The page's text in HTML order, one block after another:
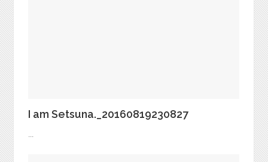
I am Setsuna._20160819230827